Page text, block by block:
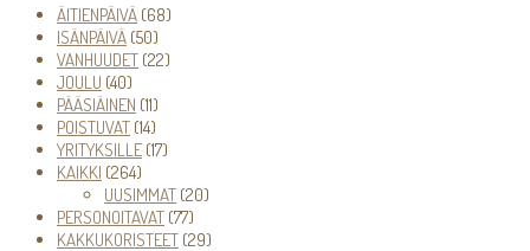
ÄITIENPÄIVÄ 6868
ISÄNPÄIVÄ 5050
tuotetta
VANHUUDET 2222
JOULU 4040
tuotetta
PÄÄSIÄINEN 1111
tuotetta
POISTUVAT 1414
tuotetta
YRITYKSILLE 1717
KAIKKI 264264
tuotetta
UUSIMMAT 2020
PERSONOITAVAT 7777
tuotetta
KAKKUKORISTEET 2929